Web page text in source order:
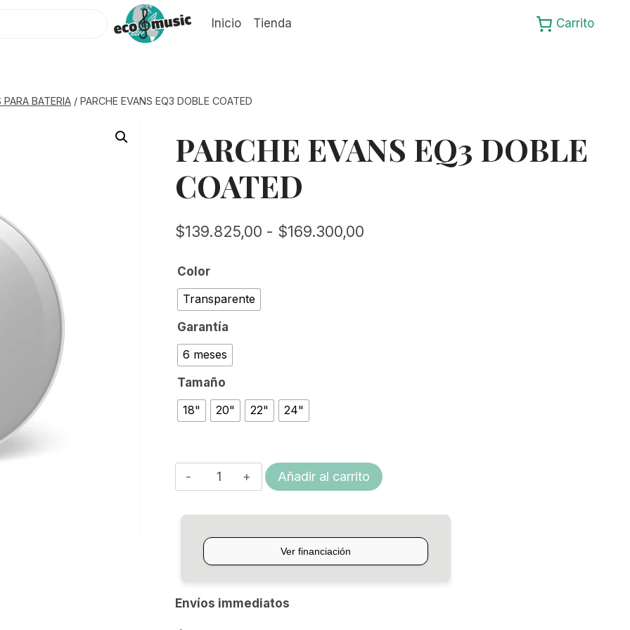
Inicio Tienda Carrito
PARA BATERIA / PARCHE EVANS EQ3 DOBLE COATED
PARCHE EVANS EQ3 DOBLE
COATED
$139.825,00 - $169.300,00Rango
Color
Transparente
Garantía
6 meses
Tamaño
18"
20" 22" 24"
PARCHE
EVANS
COATED
cantidad
Añadir al carrito
Envíos immediatos